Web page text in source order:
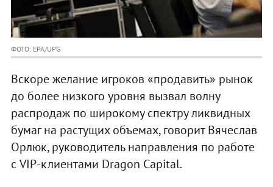
ФОТО: EPA/UPG
Вскоре желание игроков «продавить» рынок
до более низкого уровня вызвал волну
распродаж по широкому спектру ликвидных
бумаг на растущих объемах, говорит Вячеслав
Орлюк, руководитель направления по работе
с VIP-клиентами Dragon Capital.